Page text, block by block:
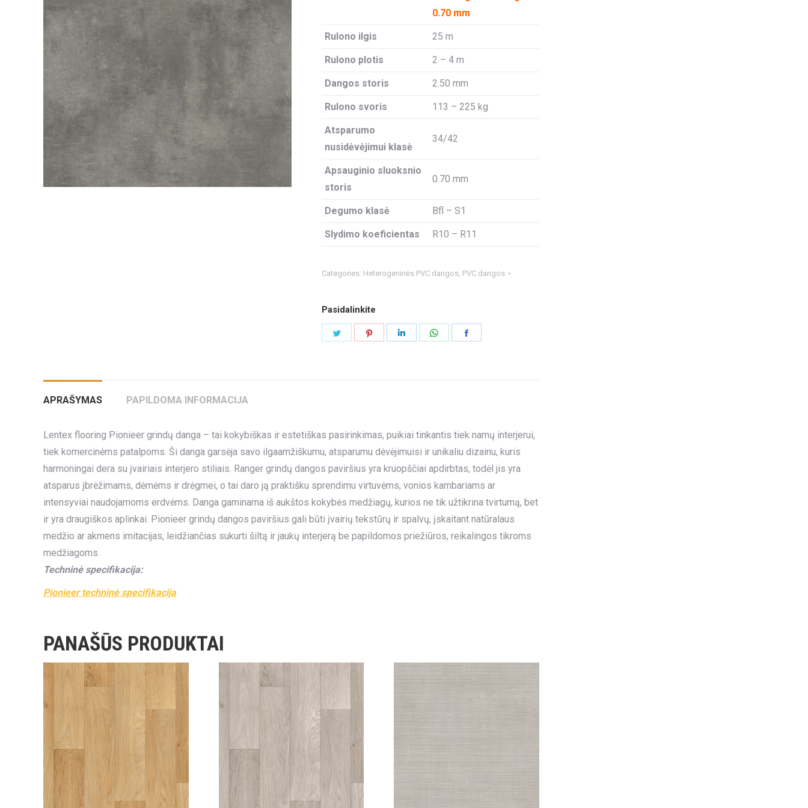
0.70 mm
Rulono ilgis 25 m
Rulono plotis 2 – 4 m
Dangos storis 2.50 mm
Rulono svoris 113 – 225 kg
Atsparumo
nusidėvėjimui klasė
34/42
Apsauginio sluoksnio
storis
0.70 mm
Degumo klasė Bfl – S1
Slydimo koeficientas R10 – R11
Categories: Heterogeninės PVC dangos, PVC dangos
Pasidalinkite
Share
Share
APRAŠYMAS PAPILDOMA INFORMACIJA
Lentex flooring Pionieer grindų danga – tai kokybiškas ir estetiškas pasirinkimas, puikiai tinkantis tiek namų interjerui,
tiek komercinėms patalpoms. Ši danga garsėja savo ilgaamžiškumu, atsparumu dėvėjimuisi ir unikaliu dizainu, kuris
harmoningai dera su įvairiais interjero stiliais. Ranger grindų dangos paviršius yra kruopščiai apdirbtas, todėl jis yra
atsparus įbrėžimams, dėmėms ir drėgmei, o tai daro ją praktišku sprendimu virtuvėms, vonios kambariams ar
intensyviai naudojamoms erdvėms. Danga gaminama iš aukštos kokybės medžiagų, kurios ne tik užtikrina tvirtumą, bet
ir yra draugiškos aplinkai. Pionieer grindų dangos paviršius gali būti įvairių tekstūrų ir spalvų, įskaitant natūralaus
medžio ar akmens imitacijas, leidžiančias sukurti šiltą ir jaukų interjerą be papildomos priežiūros, reikalingos tikroms
medžiagoms.
Techninė specifikacija:
Pionieer techninė specifikacija
PANAŠŪS PRODUKTAI